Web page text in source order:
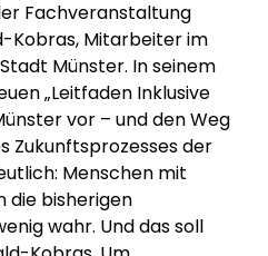
Fachveranstaltung
Mitarbeiter im
Münster. In seinem
„Leitfaden Inklusive
vor – und den Weg
Zukunftsprozesses der
Menschen mit
die bisherigen
wahr. Und das soll